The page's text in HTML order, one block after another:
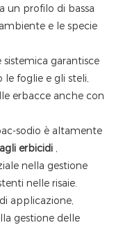
un profilo di bassa
e le specie
sistemica garantisce
foglie e gli steli,
erbacce anche con
sodio è altamente
erbicidi ,
nella gestione
nelle risaie.
applicazione,
gestione delle